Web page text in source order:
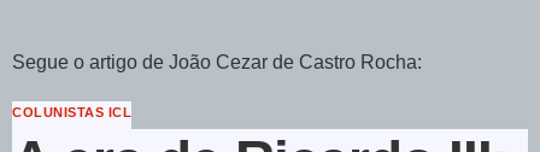
Segue o artigo de João Cezar de Castro Rocha:
COLUNISTAS ICL